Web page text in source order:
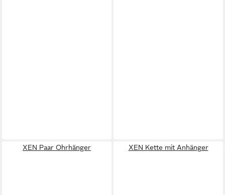
XEN Paar Ohrhänger XEN Kette mit Anhänger